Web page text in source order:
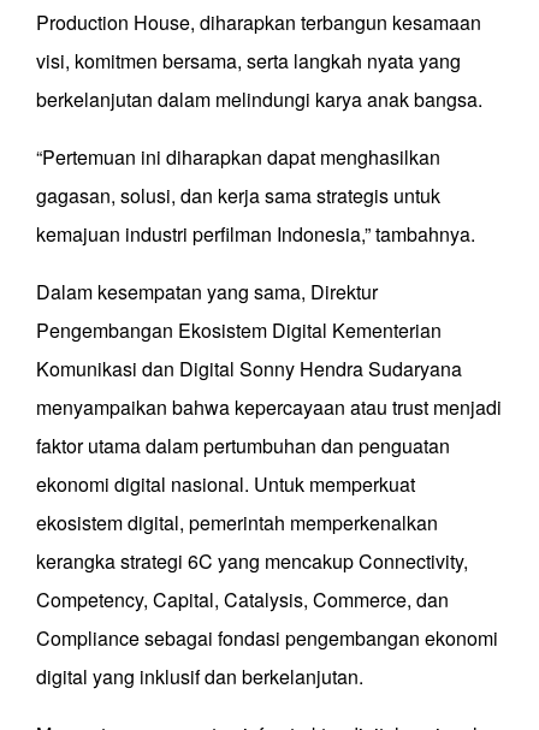
Production House, diharapkan terbangun kesamaan
visi, komitmen bersama, serta langkah nyata yang
berkelanjutan dalam melindungi karya anak bangsa.
“Pertemuan ini diharapkan dapat menghasilkan
gagasan, solusi, dan kerja sama strategis untuk
kemajuan industri perfilman Indonesia,” tambahnya.
Dalam kesempatan yang sama, Direktur
Pengembangan Ekosistem Digital Kementerian
Komunikasi dan Digital Sonny Hendra Sudaryana
menyampaikan bahwa kepercayaan atau trust menjadi
faktor utama dalam pertumbuhan dan penguatan
ekonomi digital nasional. Untuk memperkuat
ekosistem digital, pemerintah memperkenalkan
kerangka strategi 6C yang mencakup Connectivity,
Competency, Capital, Catalysis, Commerce, dan
Compliance sebagai fondasi pengembangan ekonomi
digital yang inklusif dan berkelanjutan.